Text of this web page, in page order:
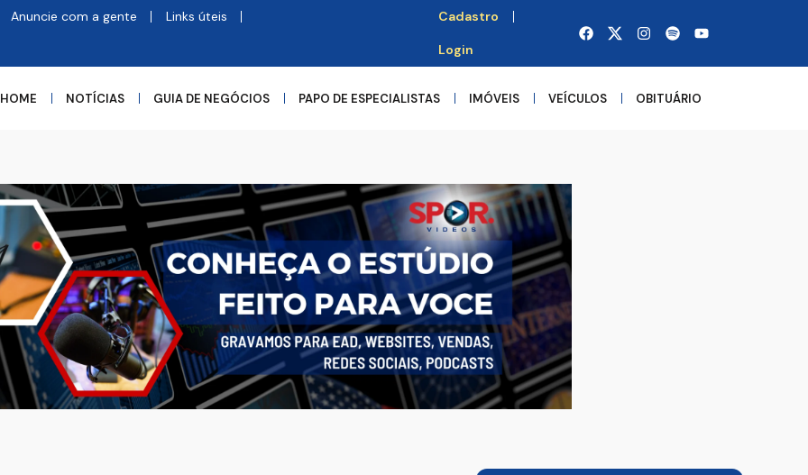
Anuncie com a gente Links úteis Cadastro
Login
HOME NOTÍCIAS GUIA DE NEGÓCIOS PAPO DE ESPECIALISTAS IMÓVEIS VEÍCULOS OBITUÁRIO